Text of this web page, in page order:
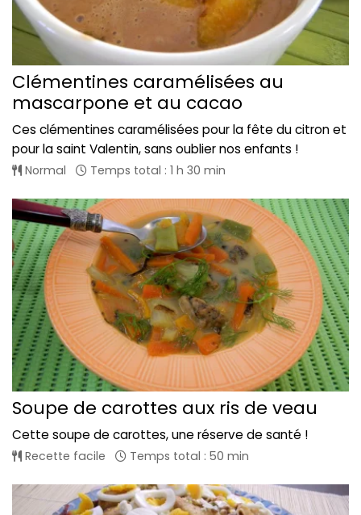
Clémentines caramélisées au
mascarpone et au cacao
Ces clémentines caramélisées pour la fête du citron et
pour la saint Valentin, sans oublier nos enfants !
Normal Temps total : 1 h 30 min
Soupe de carottes aux ris de veau
Cette soupe de carottes, une réserve de santé !
Recette facile Temps total : 50 min